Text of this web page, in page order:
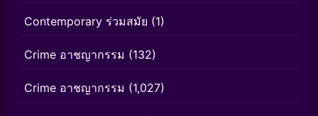
Contemporary ร่วมสมัย (1)
Crime อาชญากรรม (132)
Crime อาชญากรรม (1,027)